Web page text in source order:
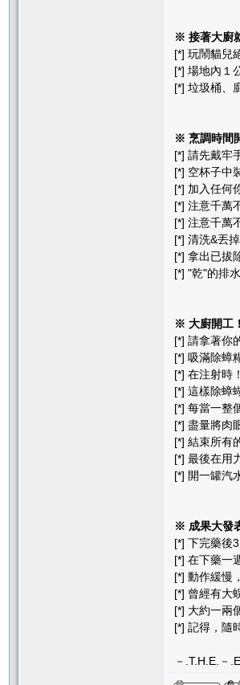
※ 接著大廚
[*] 玩鬧貓兒
[*] 場地內１
[*] 垃圾桶、
※ 烹調時間
[*] 請先戴牢
[*] 空杯子中
[*] 加入任何
[*] 注意千萬
[*] 注意千萬
[*] 清洗&丟
[*] 拿出已拔
[*] "乾"的排
※ 大廚開工！
[*] 請拿著你
[*] 吸滿除蟑
[*] 在注射時
[*] 這樣除蟑
[*] 每當一整
[*] 盡量將肉
[*] 結束所有
[*] 最後在用
[*] 開一罐汽
※ 成果大發
[*] 下完藥後
[*] 在下藥一
[*] 動作緩慢
[*] 曾經有大
[*] 大約一兩
[*] 記得，隨
－.T.H.E.－